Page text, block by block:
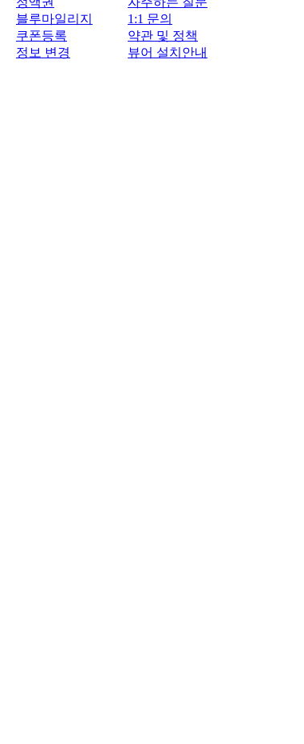
블루마일리지
쿠폰등록
정보 변경
1:1 문의
약관 및 정책
뷰어 설치안내